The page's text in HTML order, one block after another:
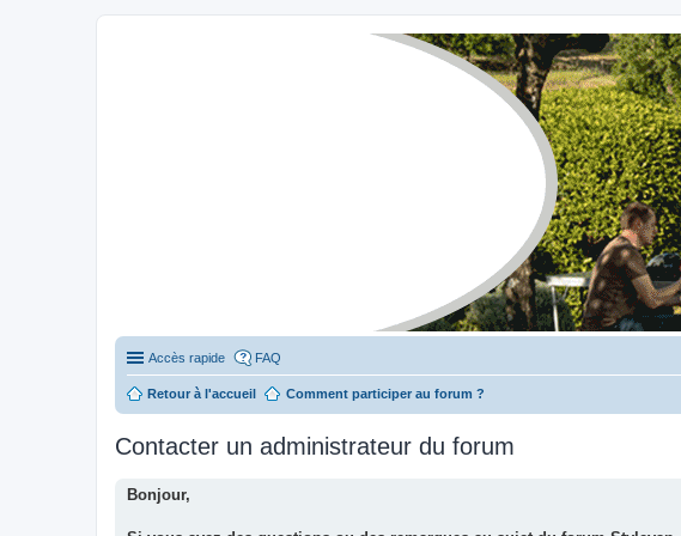
Stylevan - Vans aménagés
Accès rapide FAQ
Retour à l'accueil Comment participer au forum ?
Contacter un administrateur du forum
Bonjour,